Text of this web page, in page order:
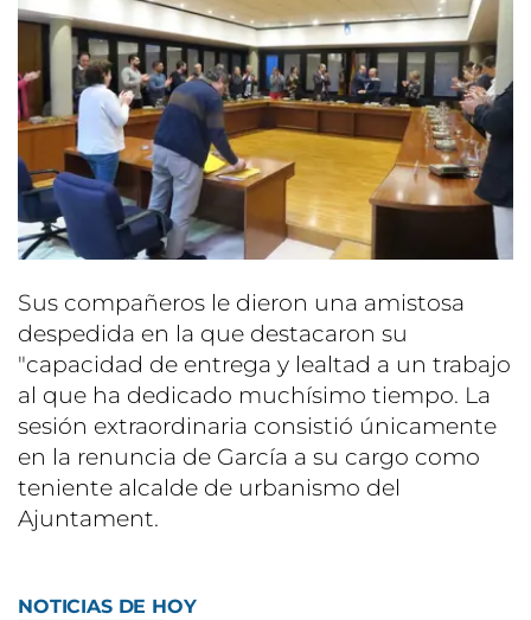
Sus compañeros le dieron una amistosa
despedida en la que destacaron su
"capacidad de entrega y lealtad a un trabajo
al que ha dedicado muchísimo tiempo. La
sesión extraordinaria consistió únicamente
en la renuncia de García a su cargo como
teniente alcalde de urbanismo del
Ajuntament.
NOTICIAS DE HOY